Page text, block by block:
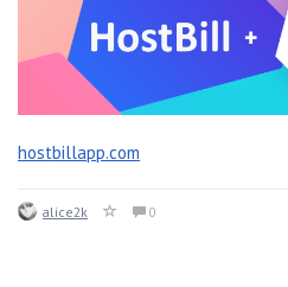
hostbillapp.com
alice2k 0